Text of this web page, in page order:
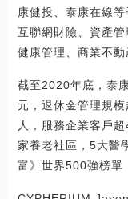
康健投、泰康在線
互聯網財險、資產管
健康管理、商業不動
截至2020年底，泰
元，退休金管理規
人，服務企業客戶
家養老社區，5大醫
富》世界500強榜單